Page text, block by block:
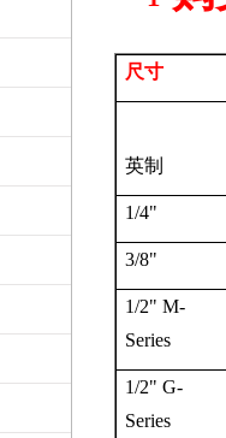
尺寸
英制
1/4"
3/8"
1/2" M-
Series
1/2" G-
Series